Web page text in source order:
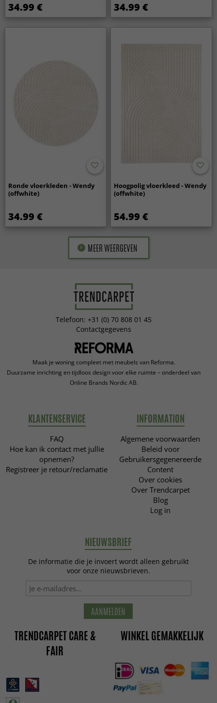
34.99 € 34.99 €
Ronde vloerkleden - Wendy
(offwhite)
34.99 €
Hoogpolig vloerkleed - Wendy
(offwhite)
54.99 €
MEER WEERGEVEN
Telefoon: +31 (0) 70 808 01 45
Contactgegevens
Maak je woning compleet met meubels van Reforma.
Duurzame inrichting en tijdloos design voor elke ruimte – onderdeel van
Online Brands Nordic AB.
KLANTENSERVICE
FAQ
Hoe kan ik contact met jullie
opnemen?
Registreer je retour/reclamatie
INFORMATION
Algemene voorwaarden
Beleid voor
Gebruikersgegenereerde
Content
Over cookies
Over Trendcarpet
Blog
Log in
NIEUWSBRIEF
De informatie die je invoert wordt alleen gebruikt
voor onze nieuwsbrieven.
AANMELDEN
TRENDCARPET CARE &
FAIR
WINKEL GEMAKKELIJK